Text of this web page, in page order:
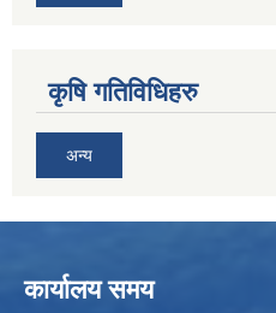
कृषि गतिविधिहरु
अन्य
कार्यालय समय